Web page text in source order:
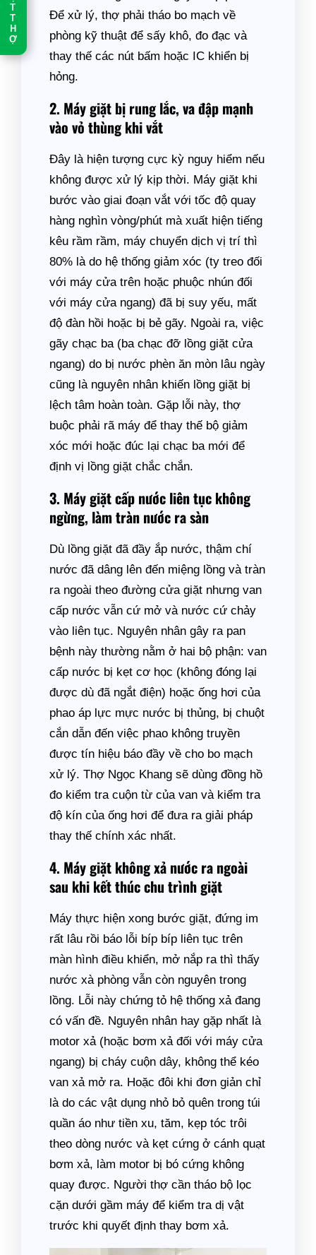
T
T
H
Ợ
Để xử lý, thợ phải tháo bo mạch về
phòng kỹ thuật để sấy khô, đo đạc và
thay thế các nút bấm hoặc IC khiển bị
hỏng.
2. Máy giặt bị rung lắc, va đập mạnh
vào vỏ thùng khi vắt
Đây là hiện tượng cực kỳ nguy hiểm nếu
không được xử lý kịp thời. Máy giặt khi
bước vào giai đoạn vắt với tốc độ quay
hàng nghìn vòng/phút mà xuất hiện tiếng
kêu rầm rầm, máy chuyển dịch vị trí thì
80% là do hệ thống giảm xóc (ty treo đối
với máy cửa trên hoặc phuộc nhún đối
với máy cửa ngang) đã bị suy yếu, mất
độ đàn hồi hoặc bị bẻ gãy. Ngoài ra, việc
gãy chạc ba (ba chạc đỡ lồng giặt cửa
ngang) do bị nước phèn ăn mòn lâu ngày
cũng là nguyên nhân khiến lồng giặt bị
lệch tâm hoàn toàn. Gặp lỗi này, thợ
buộc phải rã máy để thay thế bộ giảm
xóc mới hoặc đúc lại chạc ba mới để
định vị lồng giặt chắc chắn.
3. Máy giặt cấp nước liên tục không
ngừng, làm tràn nước ra sàn
Dù lồng giặt đã đầy ắp nước, thậm chí
nước đã dâng lên đến miệng lồng và tràn
ra ngoài theo đường cửa giặt nhưng van
cấp nước vẫn cứ mở và nước cứ chảy
vào liên tục. Nguyên nhân gây ra pan
bệnh này thường nằm ở hai bộ phận: van
cấp nước bị kẹt cơ học (không đóng lại
được dù đã ngắt điện) hoặc ống hơi của
phao áp lực mực nước bị thủng, bị chuột
cắn dẫn đến việc phao không truyền
được tín hiệu báo đầy về cho bo mạch
xử lý. Thợ Ngọc Khang sẽ dùng đồng hồ
đo kiểm tra cuộn từ của van và kiểm tra
độ kín của ống hơi để đưa ra giải pháp
thay thế chính xác nhất.
4. Máy giặt không xả nước ra ngoài
sau khi kết thúc chu trình giặt
Máy thực hiện xong bước giặt, đứng im
rất lâu rồi báo lỗi bíp bíp liên tục trên
màn hình điều khiển, mở nắp ra thì thấy
nước xà phòng vẫn còn nguyên trong
lồng. Lỗi này chứng tỏ hệ thống xả đang
có vấn đề. Nguyên nhân hay gặp nhất là
motor xả (hoặc bơm xả đối với máy cửa
ngang) bị cháy cuộn dây, không thể kéo
van xả mở ra. Hoặc đôi khi đơn giản chỉ
là do các vật dụng nhỏ bỏ quên trong túi
quần áo như tiền xu, tăm, kẹp tóc trôi
theo dòng nước và kẹt cứng ở cánh quạt
bơm xả, làm motor bị bó cứng không
quay được. Người thợ cần tháo bộ lọc
cặn dưới gầm máy để kiểm tra dị vật
trước khi quyết định thay bơm xả.